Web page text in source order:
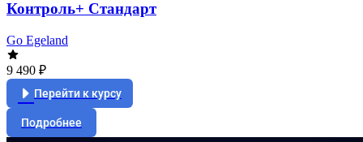
Контроль+ Стандарт
Go Egeland
9 490 ₽
Перейти к курсу
Подробнее